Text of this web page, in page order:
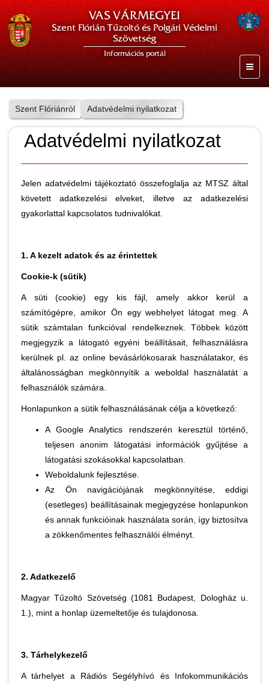
VAS VÁRMEGYEI
Szent Flórián Tűzoltó és Polgári Védelmi
Szövetség
Információs portál
Szent Flóriánról Adatvédelmi nyilatkozat
Adatvédelmi nyilatkozat
Jelen adatvédelmi tájékoztató összefoglalja az MTSZ által
követett adatkezelési elveket, illetve az adatkezelési
gyakorlattal kapcsolatos tudnivalókat.
1. A kezelt adatok és az érintettek
Cookie-k (sütik)
A süti (cookie) egy kis fájl, amely akkor kerül a
számítógépre, amikor Ön egy webhelyet látogat meg. A
sütik számtalan funkcióval rendelkeznek. Többek között
megjegyzik a látogató egyéni beállításait, felhasználásra
kerülnek pl. az online bevásárlókosarak használatakor, és
általánosságban megkönnyítik a weboldal használatát a
felhasználók számára.
Honlapunkon a sütik felhasználásának célja a következő:
A Google Analytics rendszerén keresztül történő,
teljesen anonim látogatási információk gyűjtése a
látogatási szokásokkal kapcsolatban.
Weboldalunk fejlesztése.
Az Ön navigációjának megkönnyítése, eddigi
(esetleges) beállításainak megjegyzése honlapunkon
és annak funkcióinak használata során, így biztosítva
a zökkenőmentes felhasználói élményt.
2. Adatkezelő
Magyar Tűzoltó Szövetség (1081 Budapest, Dologház u.
1.), mint a honlap üzemeltetője és tulajdonosa.
3. Tárhelykezelő
A tárhelyet a Rádiós Segélyhívó és Infokommunikációs